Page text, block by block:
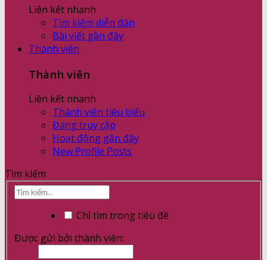
Liên kết nhanh
Tìm kiếm diễn đàn
Bài viết gần đây
Thành viên
Thành viên
Liên kết nhanh
Thành viên tiêu biểu
Đang truy cập
Hoạt động gần đây
New Profile Posts
Tìm kiếm
Chỉ tìm trong tiêu đề
Được gửi bởi thành viên: